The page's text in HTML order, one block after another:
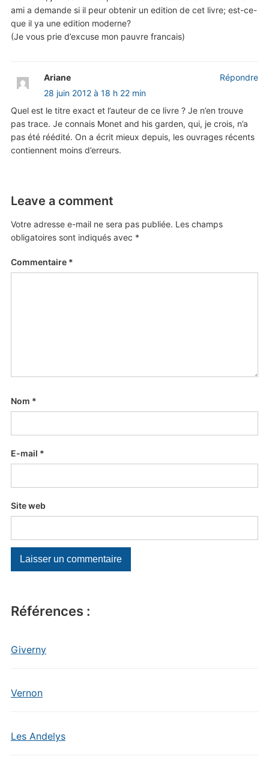
Références :
Giverny
Vernon
Les Andelys
ami a demande si il peur obtenir un edition de cet livre; est-ce-
que il ya une edition moderne?
(Je vous prie d’excuse mon pauvre francais)
Ariane
28 juin 2012 à 18 h 22 min
Quel est le titre exact et l’auteur de ce livre ? Je n’en trouve
pas trace. Je connais Monet and his garden, qui, je crois, n’a
pas été réédité. On a écrit mieux depuis, les ouvrages récents
contiennent moins d’erreurs.
Répondre
Leave a comment
Votre adresse e-mail ne sera pas publiée. Les champs
obligatoires sont indiqués avec *
Commentaire *
Nom *
E-mail *
Site web